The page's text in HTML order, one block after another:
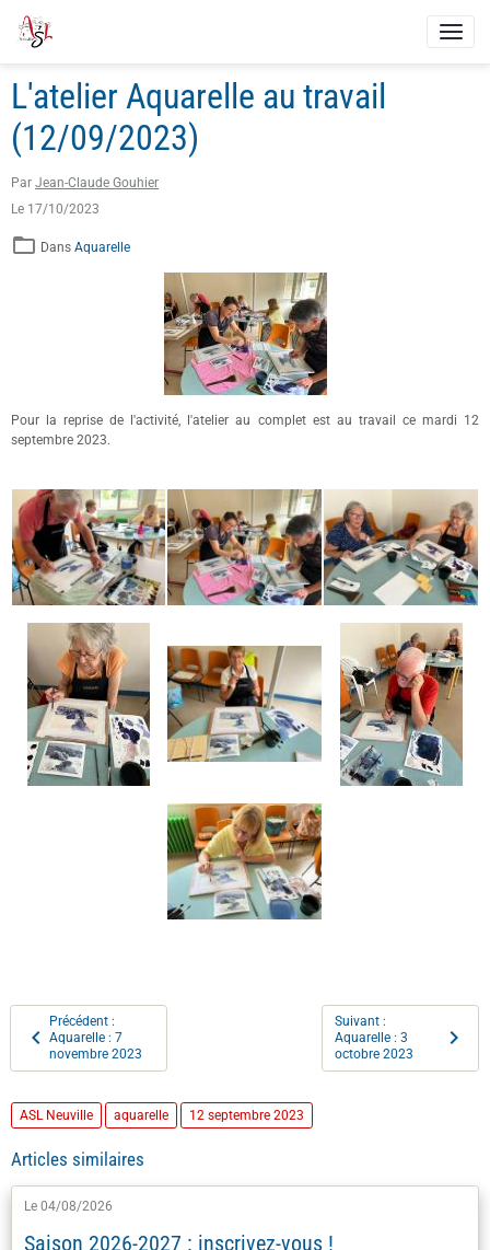
L'atelier Aquarelle au travail
(12/09/2023)
Par Jean-Claude Gouhier
Le 17/10/2023
Dans Aquarelle
Pour la reprise de l'activité, l'atelier au complet est au travail ce mardi 12
septembre 2023.
Précédent :
Aquarelle : 7
novembre 2023
Suivant :
Aquarelle : 3
octobre 2023
ASL Neuville aquarelle 12 septembre 2023
Articles similaires
Le 04/08/2026
Saison 2026-2027 : inscrivez-vous !